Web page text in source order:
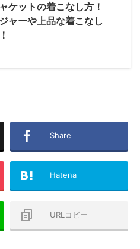
ケットの着こなし方！
ャーや上品な着こなし
Share
Hatena
URLコピー